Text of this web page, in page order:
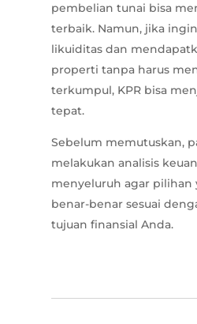
pembelian tunai bisa
terbaik. Namun, jika
likuiditas dan
properti tanpa harus
terkumpul, KPR bisa
tepat.
Sebelum memutuskan,
melakukan analisis
menyeluruh agar pilihan
benar-benar sesuai
tujuan finansial Anda.